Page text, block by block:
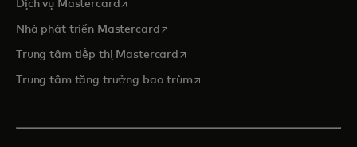
Dịch vụ Mastercardopens in a new tab
Nhà phát triển Mastercardopens in a new tab
Trung tâm tiếp thị Mastercardopens in a new tab
Trung tâm tăng trưởng bao trùmopens in a new tab